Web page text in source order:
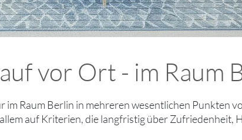
vor Ort - im Raum
Raum Berlin in mehreren wesentlichen Punkten
auf Kriterien, die langfristig über Zufriedenheit,